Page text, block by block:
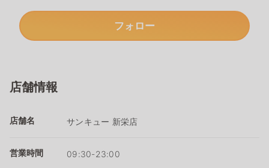
フォロー
店舗情報
店舗名 サンキュー 新栄店
営業時間 09:30-23:00